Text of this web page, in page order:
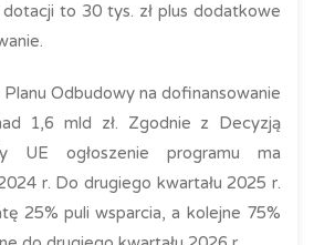
to 30 tys. zł plus dodatkowe
Odbudowy na dofinansowanie
1,6 mld zł. Zgodnie z Decyzją
UE ogłoszenie programu ma
r. Do drugiego kwartału 2025 r.
25% puli wsparcia, a kolejne 75%